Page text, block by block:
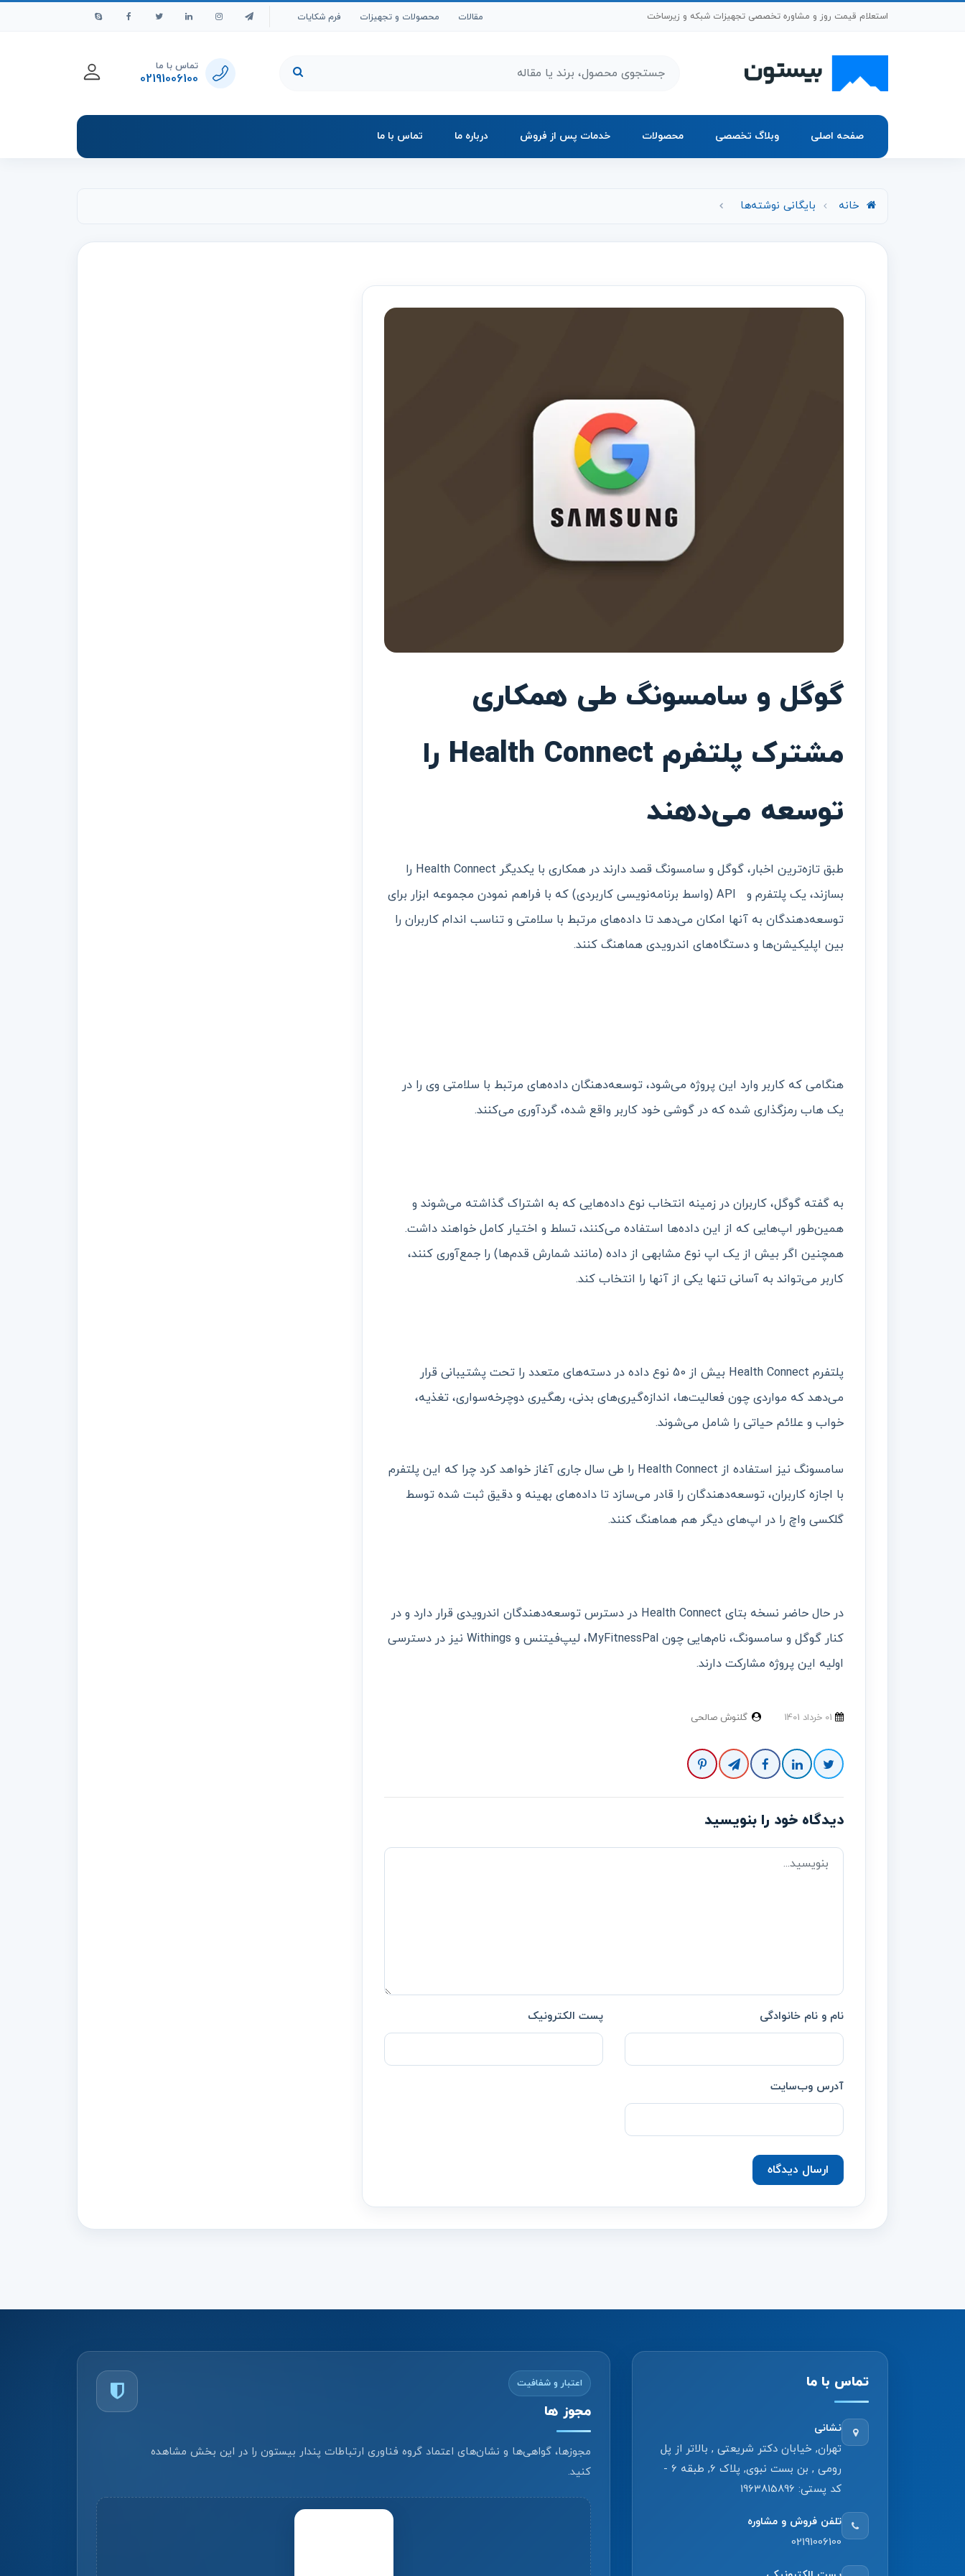
پرش به محتوای اصلیاستعلام قیمت روز و مشاوره تخصصی تجهیزات شبکه و زیرساخت مقالات محصولات و تجهیزات فرم شکایات
تماس با ما
02191006100
صفحه اصلی وبلاگ تخصصی محصولات خدمات پس از فروش درباره ما تماس با ما
خانه بایگانی نوشته‌ها
گوگل و سامسونگ طی همکاری
مشترک پلتفرم Health Connect را
توسعه می‌دهند
طبق تازه‌ترین اخبار، گوگل و سامسونگ قصد دارند در همکاری با یکدیگر Health Connect را
بسازند، یک پلتفرم و API (واسط برنامه‌نویسی کاربردی) که با فراهم نمودن مجموعه ابزار برای
توسعه‌دهندگان به آنها امکان می‌دهد تا داده‌های مرتبط با سلامتی و تناسب اندام کاربران را
بین اپلیکیشن‌ها و دستگاه‌های اندرویدی هماهنگ کنند.
هنگامی که کاربر وارد این پروژه می‌شود، توسعه‌دهنگان داده‌های مرتبط با سلامتی وی را در
یک هاب رمز‌گذاری شده که در گوشی خود کاربر واقع شده، گردآوری می‌کنند.
به گفته گوگل، کاربران در زمینه انتخاب نوع داده‌هایی که به اشتراک گذاشته می‌شوند و
همین‌طور اپ‌هایی که از این داده‌ها استفاده می‌کنند، تسلط و اختیار کامل خواهند داشت.
همچنین اگر بیش از یک اپ نوع مشابهی از داده (مانند شمارش قدم‌ها) را جمع‌آوری کنند،
کاربر می‌تواند به آسانی تنها یکی از آنها را انتخاب کند.
پلتفرم Health Connect بیش از 50 نوع داده در دسته‌های متعدد را تحت پشتیبانی قرار
می‌دهد که مواردی چون فعالیت‌ها، اندازه‌گیری‌های بدنی، رهگیری دوچرخه‌سواری، تغذیه،
خواب و علائم حیاتی را شامل می‌شوند.
سامسونگ نیز استفاده از Health Connect را طی سال جاری آغاز خواهد کرد چرا که این پلتفرم
با اجازه کاربران، توسعه‌دهندگان را قادر می‌سازد تا داده‌های بهینه و دقیق ثبت شده توسط
گلکسی واچ را در اپ‌های دیگر هم هماهنگ کنند.
در حال حاضر نسخه بتای Health Connect در دسترس توسعه‌دهندگان اندرویدی قرار دارد و در
کنار گوگل و سامسونگ، نام‌هایی چون MyFitnessPal، لیپ‌فیتنس و Withings نیز در دسترسی
اولیه این پروژه مشارکت دارند.
گلنوش صالحی
دیدگاه خود را بنویسید
نام و نام خانوادگی پست الکترونیک
آدرس وب‌سایت
ارسال دیدگاه
تماس با ما
نشانی
تهران, خیابان دکتر شریعتی , بالاتر از پل
رومی , بن بست نبوی, پلاک 6, طبقه 6 -
کد پستی: 1963815896
تلفن فروش و مشاوره
02191006100
اعتبار و شفافیت
مجوز ها
مجوزها، گواهی‌ها و نشان‌های اعتماد گروه فناوری ارتباطات پندار بیستون را در این بخش مشاهده
کنید.